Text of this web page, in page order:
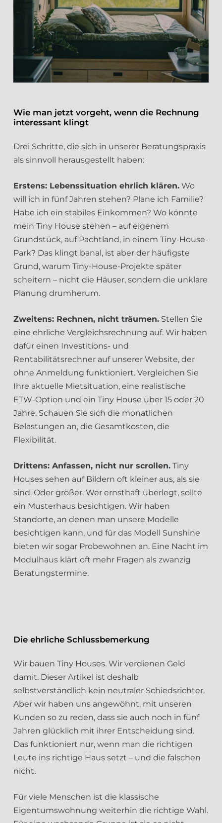
Wie man jetzt vorgeht, wenn die Rechnung
interessant klingt
Drei Schritte, die sich in unserer Beratungspraxis
als sinnvoll herausgestellt haben:
Erstens: Lebenssituation ehrlich klären. Wo
will ich in fünf Jahren stehen? Plane ich Familie?
Habe ich ein stabiles Einkommen? Wo könnte
mein Tiny House stehen – auf eigenem
Grundstück, auf Pachtland, in einem Tiny-House-
Park? Das klingt banal, ist aber der häufigste
Grund, warum Tiny-House-Projekte später
scheitern – nicht die Häuser, sondern die unklare
Planung drumherum.
Zweitens: Rechnen, nicht träumen. Stellen Sie
eine ehrliche Vergleichsrechnung auf. Wir haben
dafür einen Investitions- und
Rentabilitätsrechner auf unserer Website, der
ohne Anmeldung funktioniert. Vergleichen Sie
Ihre aktuelle Mietsituation, eine realistische
ETW-Option und ein Tiny House über 15 oder 20
Jahre. Schauen Sie sich die monatlichen
Belastungen an, die Gesamtkosten, die
Flexibilität.
Drittens: Anfassen, nicht nur scrollen. Tiny
Houses sehen auf Bildern oft kleiner aus, als sie
sind. Oder größer. Wer ernsthaft überlegt, sollte
ein Musterhaus besichtigen. Wir haben
Standorte, an denen man unsere Modelle
besichtigen kann, und für das Modell Sunshine
bieten wir sogar Probewohnen an. Eine Nacht im
Modulhaus klärt oft mehr Fragen als zwanzig
Beratungstermine.
Die ehrliche Schlussbemerkung
Wir bauen Tiny Houses. Wir verdienen Geld
damit. Dieser Artikel ist deshalb
selbstverständlich kein neutraler Schiedsrichter.
Aber wir haben uns angewöhnt, mit unseren
Kunden so zu reden, dass sie auch noch in fünf
Jahren glücklich mit ihrer Entscheidung sind.
Das funktioniert nur, wenn man die richtigen
Leute ins richtige Haus setzt – und die falschen
nicht.
Für viele Menschen ist die klassische
Eigentumswohnung weiterhin die richtige Wahl.